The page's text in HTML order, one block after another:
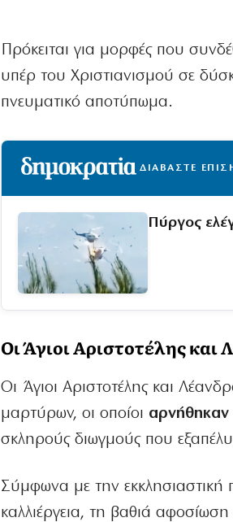
Πρόκειται για μορφές που
υπέρ του Χριστιανισμού σε
πνευματικό αποτύπωμα.
ΔΙΑΒΑΣΤΕ
Πύργος
Οι Άγιοι Αριστοτέλης και
Οι Άγιοι Αριστοτέλης και
μαρτύρων, οι οποίοι αρνήθηκαν
σκληρούς διωγμούς που
Σύμφωνα με την εκκλησιαστική
καλλιέργεια, τη βαθιά